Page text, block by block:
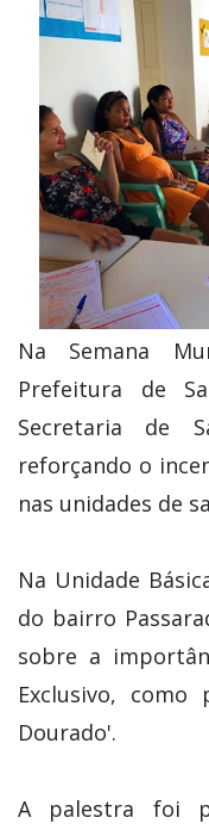
Na Semana
Prefeitura de
Secretaria de
reforçando o
nas unidades de
Na Unidade
do bairro
sobre a
Exclusivo,
Dourado'.
A palestra foi